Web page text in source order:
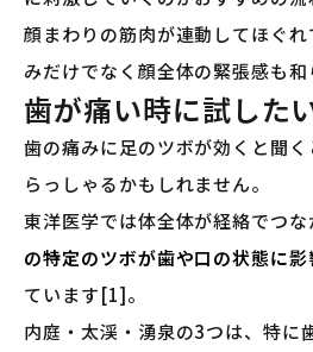
顔まわりの筋肉が連動してほぐ
みだけでなく顔全体の緊張感も和
歯が痛い時に試した
歯の痛みに足のツボが効くと聞
らっしゃるかもしれません。
東洋医学では体全体が経絡でつな
の特定のツボが歯や口の状態に影
ています[1]。
内庭・太渓・湧泉の3つは、特に